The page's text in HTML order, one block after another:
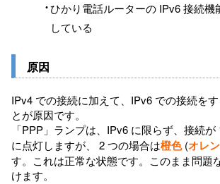
ひかり電話ルーターの IPv6 接続機
している
原因
IPv4 での接続に加えて、IPv6 での接続を
とが原因です。
「PPP」ランプは、IPv6 に限らず、接続
に点灯しますが、 2 つの場合は橙色(オレ
す。これは正常な状態です。このまま問題
けます。